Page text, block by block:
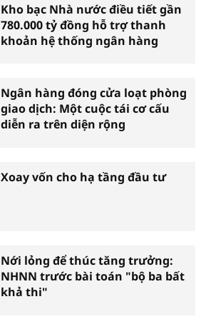
Kho bạc Nhà nước điều tiết gần
780.000 tỷ đồng hỗ trợ thanh
khoản hệ thống ngân hàng
Ngân hàng đóng cửa loạt phòng
giao dịch: Một cuộc tái cơ cấu
diễn ra trên diện rộng
Xoay vốn cho hạ tầng đầu tư
Nới lỏng để thúc tăng trưởng:
NHNN trước bài toán "bộ ba bất
khả thi"